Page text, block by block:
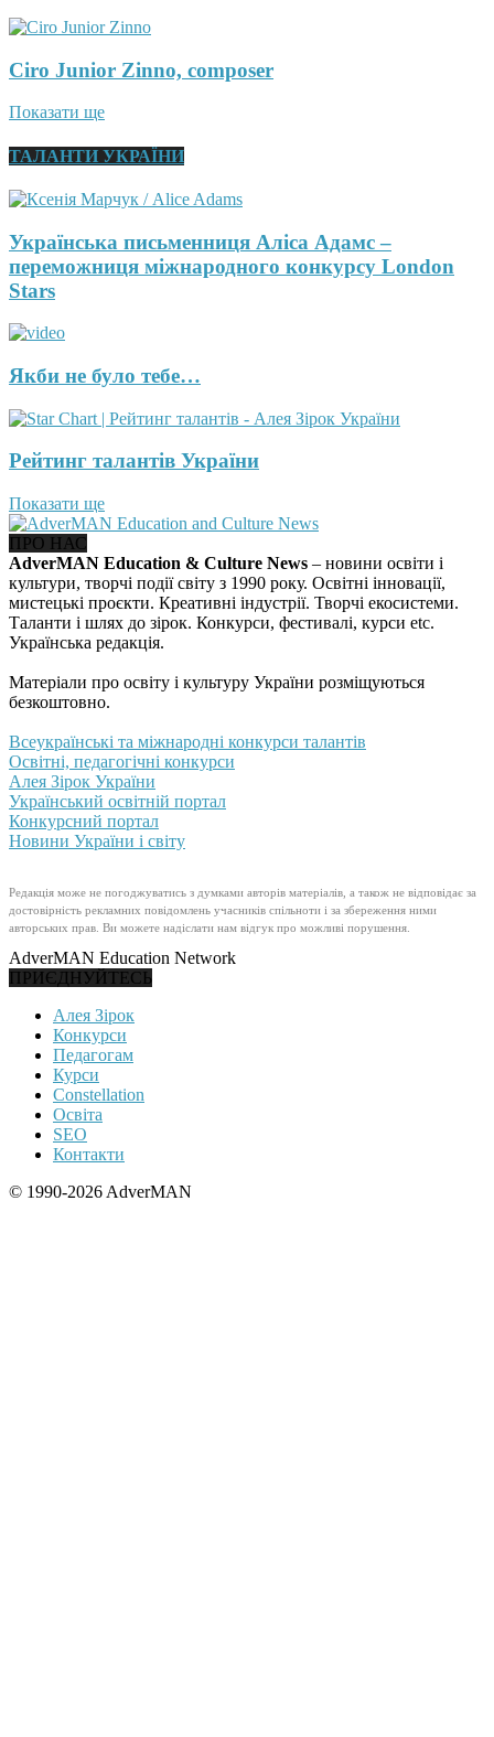
Ciro Junior Zinno, composer
Показати ще
ТАЛАНТИ УКРАЇНИ
Українська письменниця Аліса Адамс –
переможниця міжнародного конкурсу London
Stars
Якби не було тебе…
Рейтинг талантів України
Показати ще
ПРО НАС
AdverMAN Education & Culture News – новини освіти і
культури, творчі події світу з 1990 року. Освітні інновації,
мистецькі проєкти. Креативні індустрії. Творчі екосистеми.
Таланти і шлях до зірок. Конкурси, фестивалі, курси etc.
Українська редакція.
Матеріали про освіту і культуру України розміщуються
безкоштовно.
Всеукраїнські та міжнародні конкурси талантів
Освітні, педагогічні конкурси
Алея Зірок України
Український освітній портал
Конкурсний портал
Новини України і світу
Редакція може не погоджуватись з думками авторів матеріалів, а також не відповідає за
достовірність рекламних повідомлень учасників спільноти і за збереження ними
авторських прав. Ви можете надіслати нам відгук про можливі порушення.
AdverMAN Education Network
ПРИЄДНУЙТЕСЬ
Алея Зірок
Конкурси
Педагогам
Курси
Constellation
Освіта
SEO
Контакти
© 1990-2026 AdverMAN